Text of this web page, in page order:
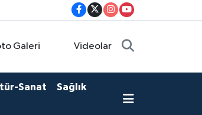
Galeri Videolar
Sanat Sağlık